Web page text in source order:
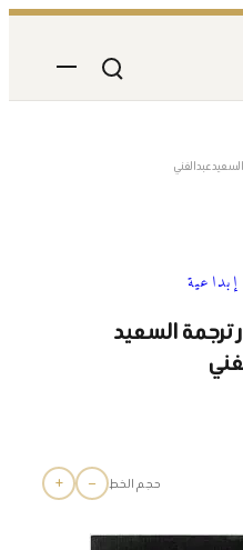
عبدالغني
ترجمة السعيد
حجم الخط −
+